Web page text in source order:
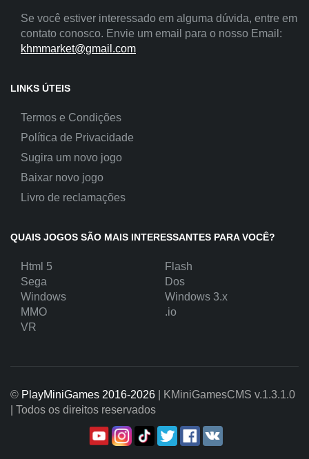
Se você estiver interessado em alguma dúvida, entre em
contato conosco. Envie um email para o nosso Email:
khmmarket@gmail.com
LINKS ÚTEIS
Termos e Condições
Política de Privacidade
Sugira um novo jogo
Baixar novo jogo
Livro de reclamações
QUAIS JOGOS SÃO MAIS INTERESSANTES PARA VOCÊ?
Html 5
Flash
Sega
Dos
Windows
Windows 3.x
MMO
.io
VR
© PlayMiniGames 2016-2026 | KMiniGamesCMS v.1.3.1.0
| Todos os direitos reservados